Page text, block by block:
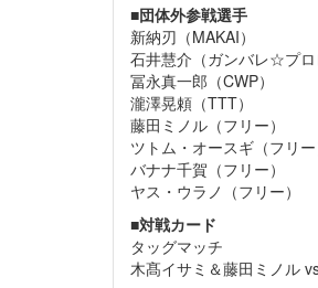
■団体外参戦選手
新納刃（MAKAI）
石井慧介（ガンバレ☆プロ
冨永真一郎（CWP）
瀧澤晃頼（TTT）
藤田ミノル（フリー）
ツトム・オースギ（フリー
バナナ千賀（フリー）
ヤス・ウラノ（フリー）
■対戦カード
タッグマッチ
木髙イサミ＆藤田ミノル